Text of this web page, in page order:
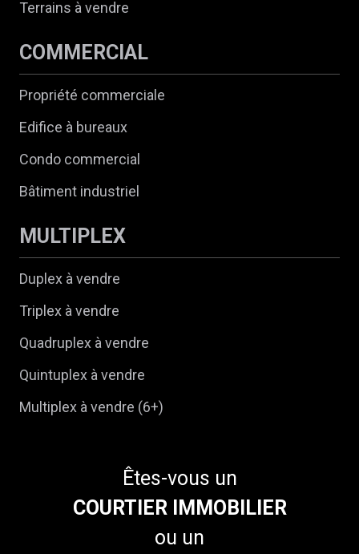
Terrains à vendre
COMMERCIAL
Propriété commerciale
Edifice à bureaux
Condo commercial
Bâtiment industriel
MULTIPLEX
Duplex à vendre
Triplex à vendre
Quadruplex à vendre
Quintuplex à vendre
Multiplex à vendre (6+)
Êtes-vous un
COURTIER IMMOBILIER
ou un